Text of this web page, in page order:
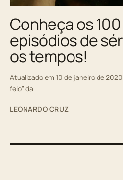
Conheça os
episódios de
os tempos!
Atualizado em 10 de janeiro de
feio” da
LEONARDO CRUZ